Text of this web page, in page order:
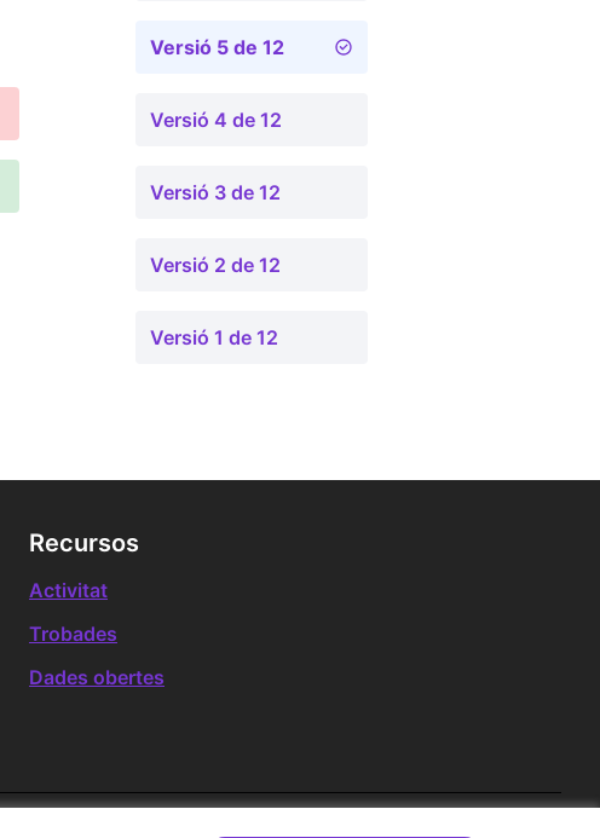
Versió 5 de 12
Versió 4 de 12
Versió 3 de 12
Versió 2 de 12
Versió 1 de 12
Recursos
Activitat
Trobades
Dades obertes